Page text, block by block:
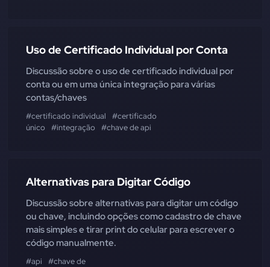
Uso de Certificado Individual por Conta
Discussão sobre o uso de certificado individual por
conta ou em uma única integração para várias
contas/chaves
#certificado individual
#certificado
único
#integração #chave de api
Alternativas para Digitar Código
Discussão sobre alternativas para digitar um código
ou chave, incluindo opções como cadastro de chave
mais simples e tirar print do celular para escrever o
código manualmente.
#api
#chave de